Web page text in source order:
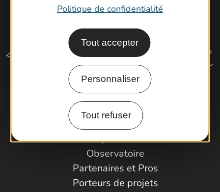
Politique de confidentialité
Tout accepter
Personnaliser
Tout refuser
Comment venir ?
Espace Pro
Observatoire
Partenaires et Pros
Porteurs de projets